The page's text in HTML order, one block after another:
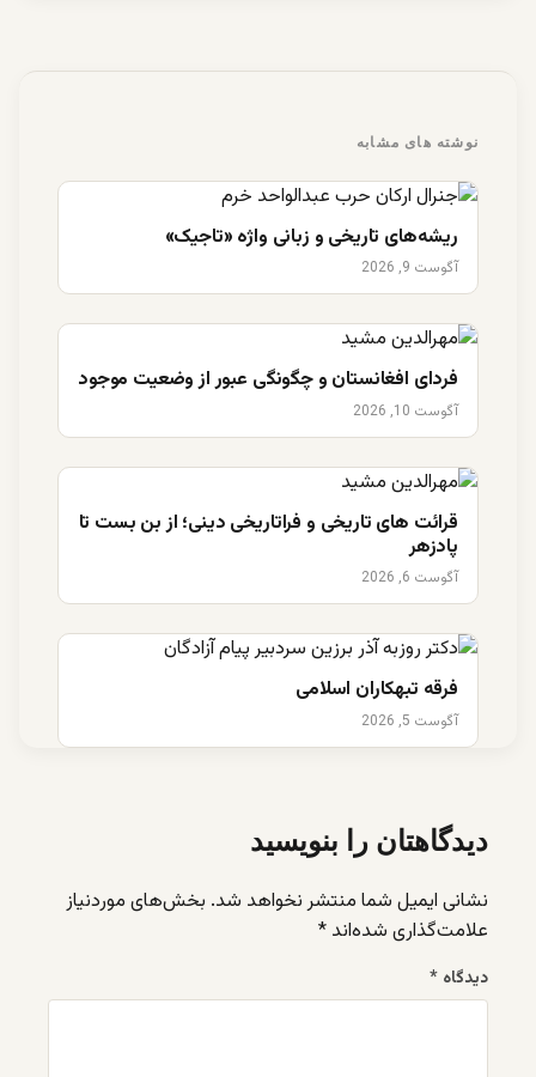
نوشته های مشابه
ریشه‌های تاریخی و زبانی واژه «تاجیک»
آگوست 9, 2026
فردای افغانستان و چگونگی عبور از وضعیت موجود
آگوست 10, 2026
قرائت های تاریخی و فراتاریخی دینی؛ از بن بست تا
پادزهر
آگوست 6, 2026
فرقه تبهکاران اسلامی
آگوست 5, 2026
دیدگاهتان را بنویسید
نشانی ایمیل شما منتشر نخواهد شد. بخش‌های موردنیاز
علامت‌گذاری شده‌اند *
دیدگاه *